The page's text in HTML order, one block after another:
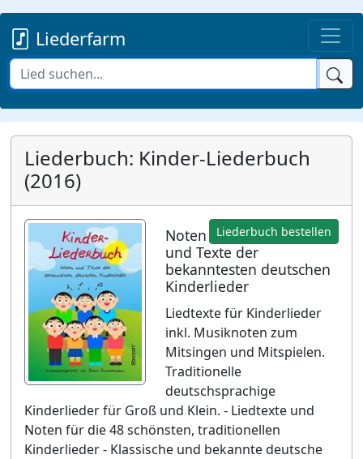
Liederfarm
Liederbuch: Kinder-Liederbuch
(2016)
Liederbuch bestellen
Noten
und Texte der
bekanntesten deutschen
Kinderlieder
Liedtexte für Kinderlieder
inkl. Musiknoten zum
Mitsingen und Mitspielen.
Traditionelle
deutschsprachige
Kinderlieder für Groß und Klein. - Liedtexte und
Noten für die 48 schönsten, traditionellen
Kinderlieder - Klassische und bekannte deutsche